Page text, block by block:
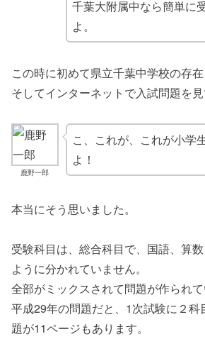
千葉大附属中なら簡単に
よ。
この時に初めて県立千葉中学校の存在
そしてインターネットで入試問題を見
鹿野一郎
こ、これが、これが小学
よ！
本当にそう思いました。
受験科目は、総合科目で、国語、算
ように分かれていません。
全部がミックスされて問題が作られて
平成29年の問題だと、1次試験に２科
題が11ページもあります。